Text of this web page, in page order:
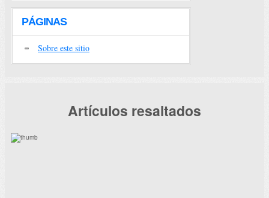
PÁGINAS
Sobre este sitio
Artículos resaltados